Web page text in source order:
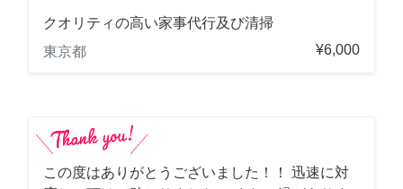
クオリティの高い家事代行及び清掃
東京都
¥6,000
この度はありがとうございました！！ 迅速に対